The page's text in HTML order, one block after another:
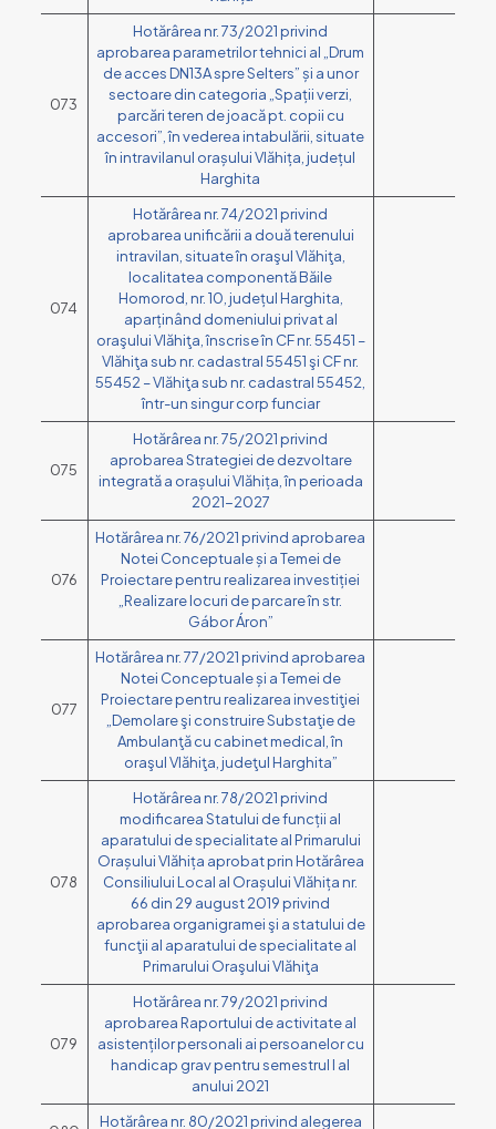
073
Hotărârea nr. 73/2021 privind
aprobarea parametrilor tehnici al „Drum
de acces DN13A spre Selters” și a unor
sectoare din categoria „Spații verzi,
parcări teren de joacă pt. copii cu
accesori”, în vederea intabulării, situate
în intravilanul orașului Vlăhița, județul
Harghita
074
Hotărârea nr. 74/2021 privind
aprobarea unificării a două terenului
intravilan, situate în oraşul Vlăhiţa,
localitatea componentă Băile
Homorod, nr. 10, județul Harghita,
aparținând domeniului privat al
oraşului Vlăhiţa, înscrise în CF nr. 55451 –
Vlăhiţa sub nr. cadastral 55451 şi CF nr.
55452 – Vlăhiţa sub nr. cadastral 55452,
într-un singur corp funciar
075
Hotărârea nr. 75/2021 privind
aprobarea Strategiei de dezvoltare
integrată a orașului Vlăhița, în perioada
2021-2027
076
Hotărârea nr. 76/2021 privind aprobarea
Notei Conceptuale și a Temei de
Proiectare pentru realizarea investiției
„Realizare locuri de parcare în str.
Gábor Áron”
077
Hotărârea nr. 77/2021 privind aprobarea
Notei Conceptuale și a Temei de
Proiectare pentru realizarea investiţiei
„Demolare şi construire Substaţie de
Ambulanţă cu cabinet medical, în
oraşul Vlăhiţa, judeţul Harghita”
078
Hotărârea nr. 78/2021 privind
modificarea Statului de funcții al
aparatului de specialitate al Primarului
Orașului Vlăhița aprobat prin Hotărârea
Consiliului Local al Orașului Vlăhița nr.
66 din 29 august 2019 privind
aprobarea organigramei şi a statului de
funcţii al aparatului de specialitate al
Primarului Oraşului Vlăhiţa
079
Hotărârea nr. 79/2021 privind
aprobarea Raportului de activitate al
asistenților personali ai persoanelor cu
handicap grav pentru semestrul I al
anului 2021
Hotărârea nr. 80/2021 privind alegerea